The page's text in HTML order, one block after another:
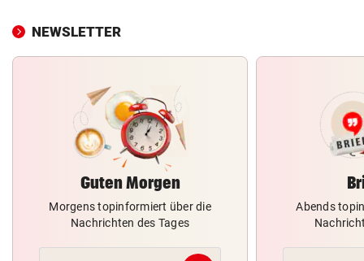
NEWSLETTER
Guten Morgen
Morgens topinformiert über die
Nachrichten des Tages
Abends